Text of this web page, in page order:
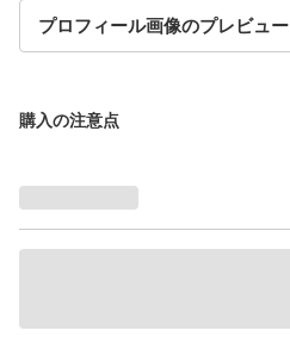
プロフィール画像のプレビュー
購入の注意点